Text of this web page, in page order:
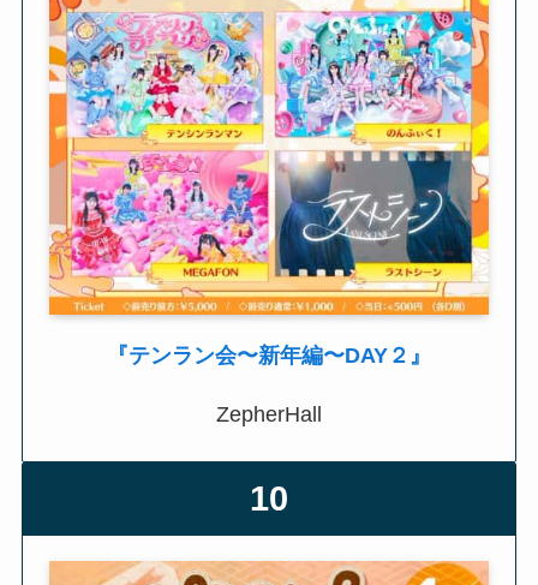
『テンラン会〜新年編〜DAY２』
ZepherHall
10